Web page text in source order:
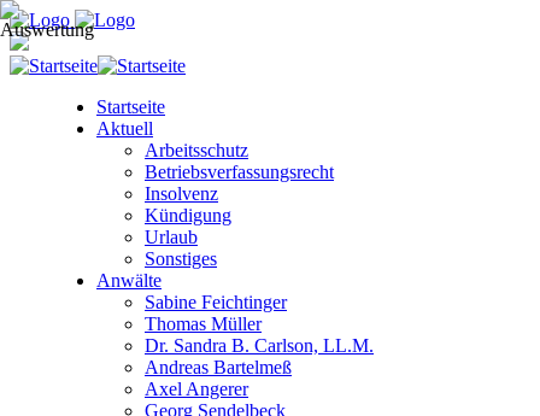
Startseite
Aktuell
Arbeitsschutz
Betriebsverfassungsrecht
Insolvenz
Kündigung
Urlaub
Sonstiges
Anwälte
Sabine Feichtinger
Thomas Müller
Dr. Sandra B. Carlson, LL.M.
Andreas Bartelmeß
Axel Angerer
Georg Sendelbeck